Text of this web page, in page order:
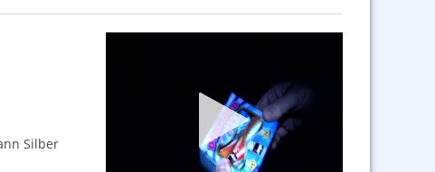
Silber